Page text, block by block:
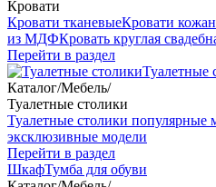
Кровати
Кровати тканевыеКровати
из МДФКровать круглая
Перейти в раздел
Туалетные
Каталог/Мебель/
Туалетные столики
Туалетные столики популярные
эксклюзивные модели
Перейти в раздел
ШкафТумба для обуви